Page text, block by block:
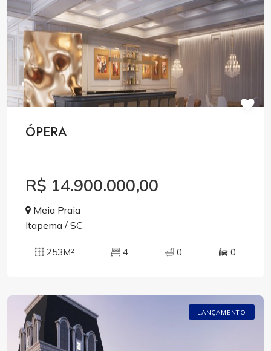
ÓPERA
R$ 14.900.000,00
Meia Praia
Itapema / SC
253M² 4 0 0
LANÇAMENTO